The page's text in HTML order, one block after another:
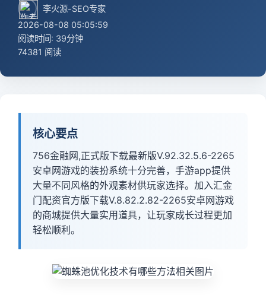
李火源-SEO专家
2026-08-08 05:05:59
阅读时间: 39分钟
74381 阅读
核心要点
756金融网,正式版下载最新版V.92.32.5.6-2265
安卓网游戏的装扮系统十分完善，手游app提供
大量不同风格的外观素材供玩家选择。加入汇金
门配资官方版下载V.8.82.2.82-2265安卓网游戏
的商城提供大量实用道具，让玩家成长过程更加
轻松顺利。